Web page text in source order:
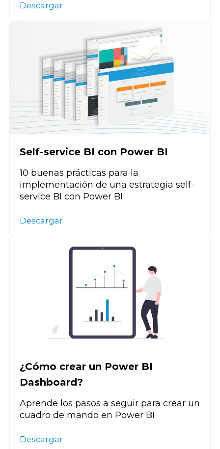
Descargar
Self-service BI con Power BI
10 buenas prácticas para la
implementación de una estrategia self-
service BI con Power BI
Descargar
¿Cómo crear un Power BI
Dashboard?
Aprende los pasos a seguir para crear un
cuadro de mando en Power BI
Descargar